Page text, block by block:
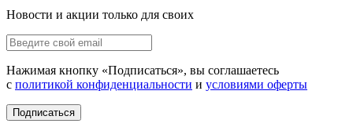
Новости и акции только для своих
Нажимая кнопку «Подписаться», вы соглашаетесь
с политикой конфиденциальности и условиями оферты
Подписаться